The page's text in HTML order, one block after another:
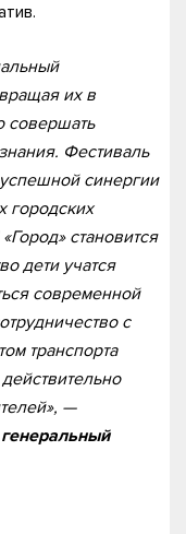
их в
совершать
Фестиваль
синергии
городских
становится
дети учатся
современной
с
транспорта
—